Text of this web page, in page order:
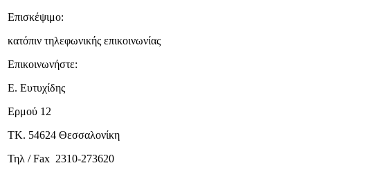
Επισκέψιμο:
κατόπιν τηλεφωνικής επικοινωνίας
Επικοινωνήστε:
Ε. Ευτυχίδης
Ερμού 12
ΤΚ. 54624 Θεσσαλονίκη
Τηλ / Fax 2310-273620